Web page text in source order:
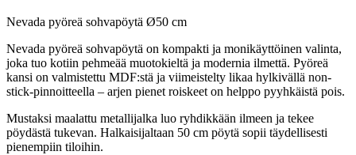
Nevada pyöreä sohvapöytä Ø50 cm
Nevada pyöreä sohvapöytä on kompakti ja monikäyttöinen valinta,
joka tuo kotiin pehmeää muotokieltä ja modernia ilmettä. Pyöreä
kansi on valmistettu MDF:stä ja viimeistelty likaa hylkivällä non-
stick-pinnoitteella – arjen pienet roiskeet on helppo pyyhkäistä pois.
Mustaksi maalattu metallijalka luo ryhdikkään ilmeen ja tekee
pöydästä tukevan. Halkaisijaltaan 50 cm pöytä sopii täydellisesti
pienempiin tiloihin.